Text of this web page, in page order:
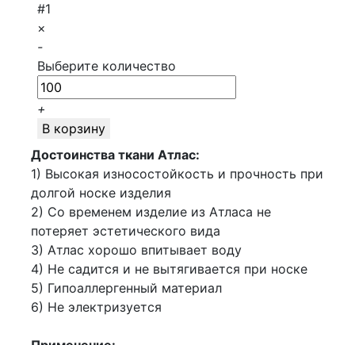
#1
×
-
Выберите количество
+
В корзину
Достоинства ткани Атлас:
1) Высокая износостойкость и прочность при
долгой носке изделия
2) Со временем изделие из Атласа не
потеряет эстетического вида
3) Атлас хорошо впитывает воду
4) Не садится и не вытягивается при носке
5) Гипоаллергенный материал
6) Не электризуется